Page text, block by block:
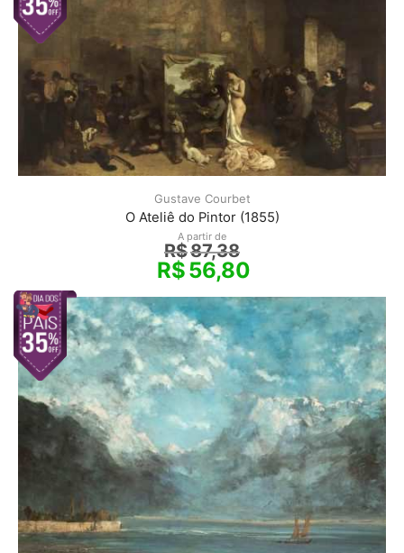
Gustave Courbet
O Ateliê do Pintor (1855)
A partir de
R$87,38
R$56,80